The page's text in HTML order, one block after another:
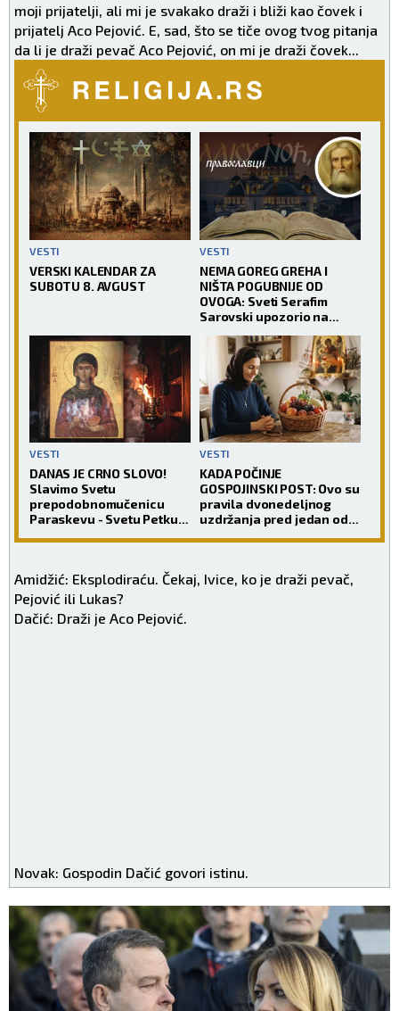
moji prijatelji, ali mi je svakako draži i bliži kao čovek i
prijatelj Aco Pejović. E, sad, što se tiče ovog tvog pitanja
da li je draži pevač Aco Pejović, on mi je draži čovek...
VESTI
VERSKI KALENDAR ZA
SUBOTU 8. AVGUST
VESTI
NEMA GOREG GREHA I
NIŠTA POGUBNIJE OD
OVOGA: Sveti Serafim
Sarovski upozorio na
pronalazi izlaz
VESTI
DANAS JE CRNO SLOVO!
Slavimo Svetu
prepodobnomučenicu
Paraskevu - Svetu Petku
VESTI
KADA POČINJE
GOSPOJINSKI POST: Ovo su
pravila dvonedeljnog
uzdržanja pred jedan od
Amidžić: Eksplodiraću. Čekaj, Ivice, ko je draži pevač,
Pejović ili Lukas?
Dačić: Draži je Aco Pejović.
Novak: Gospodin Dačić govori istinu.